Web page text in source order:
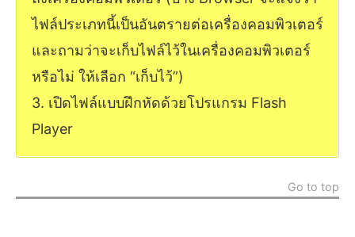
ไฟล์ประเภทนี้เป็นอันตรายต่อเครื่องคอมพิวเตอร์
และถามว่าจะเก็บไฟล์ไว้ในเครื่องคอมพิวเตอร์
หรือไม่ ให้เลือก “เก็บไว้”)
3. เปิดไฟล์แบบฝึกหัดด้วยโปรแกรม Flash
Player
Go to top